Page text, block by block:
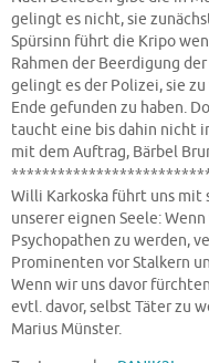
gelingt es nicht, sie
Spürsinn führt die Kripo
Rahmen der Beerdigung
gelingt es der Polizei, sie
Ende gefunden zu haben.
taucht eine bis dahin nicht
mit dem Auftrag, Bärbel
Willi Karkoska führt uns mit
unserer eignen Seele:
Psychopathen zu werden,
Prominenten vor Stalkern
Wenn wir uns davor
evtl. davor, selbst Täter zu
Marius Münster.